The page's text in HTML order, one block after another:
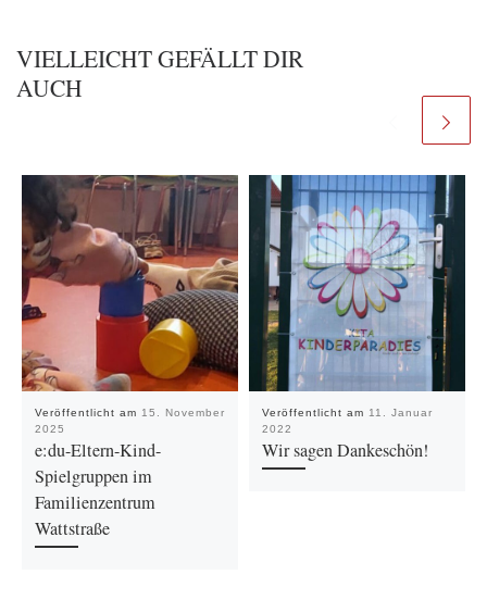
VIELLEICHT GEFÄLLT DIR
AUCH
Veröffentlicht am 15. November
2025
e:du-Eltern-Kind-
Spielgruppen im
Familienzentrum
Wattstraße
Veröffentlicht am 11. Januar
2022
Wir sagen Dankeschön!